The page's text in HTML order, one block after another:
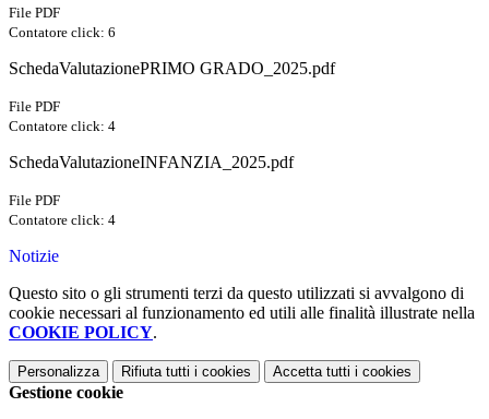
File PDF
Contatore click: 6
SchedaValutazionePRIMO GRADO_2025.pdf
File PDF
Contatore click: 4
SchedaValutazioneINFANZIA_2025.pdf
File PDF
Contatore click: 4
Notizie
Questo sito o gli strumenti terzi da questo utilizzati si avvalgono di
cookie necessari al funzionamento ed utili alle finalità illustrate nella
COOKIE POLICY.
Personalizza Rifiuta tutti i cookies Accetta tutti i cookies
Gestione cookie